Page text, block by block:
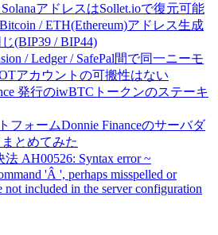
アドレスはSollet.ioで復元可能
/ ETH(Ethereum)アドレス生成
(BIP39 / BIP44)
/ Ledger / SafePal間で同一ニーモ
アカウントの可搬性はない
発行のiwBTCトークンのステーキ
フォームDonnie Financeのサーバダ
とめてみた
AH00526: Syntax error ~
'Â ', perhaps misspelled or
not included in the server configuration